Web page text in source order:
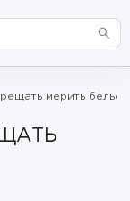
мерить белье?